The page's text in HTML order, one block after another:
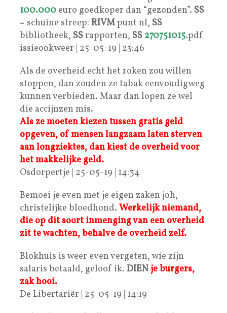
100.000 euro goedkoper dan “gezonden”. SS
= schuine streep: RIVMpunt nl, SS
bibliotheek, SSrapporten, SS 270751015.pdf
issieookweer | 25-05-19 | 23:46
Als de overheid echt het roken zou willen
stoppen, dan zouden ze tabak eenvoudigweg
kunnen verbieden. Maar dan lopen ze wel
die accijnzen mis.
Als ze moeten kiezen tussen gratis geld
opgeven, of mensen langzaam laten sterven
aan longziektes, dan kiest de overheid voor
het makkelijke geld.
Osdorpertje | 25-05-19 | 14:34
Bemoei je even met je eigen zaken joh,
christelijke bloedhond. Werkelijk niemand,
die op dit soort inmenging van een overheid
zit te wachten, behalve de overheid zelf.
Blokhuis is weer even vergeten, wie zijn
salaris betaald, geloof ik. DIEN je burgers,
zak hooi.
De Libertariër | 25-05-19 | 14:19